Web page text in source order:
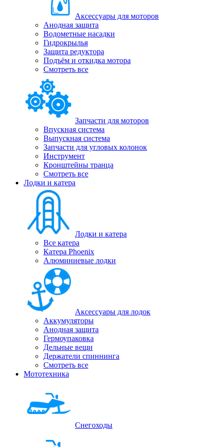
Аксессуары для моторов
Анодная защита
Водометные насадки
Гидрокрылья
Защита редуктора
Подъём и откидка мотора
Смотреть все
Запчасти для моторов
Впускная система
Выпускная система
Запчасти для угловых колонок
Инструмент
Кронштейны транца
Смотреть все
Лодки и катера
Лодки и катера
Все катера
Катера Phoenix
Алюминиевые лодки
Аксессуары для лодок
Аккумуляторы
Анодная защита
Гермоупаковка
Дельные вещи
Держатели спиннинга
Смотреть все
Мототехника
Снегоходы